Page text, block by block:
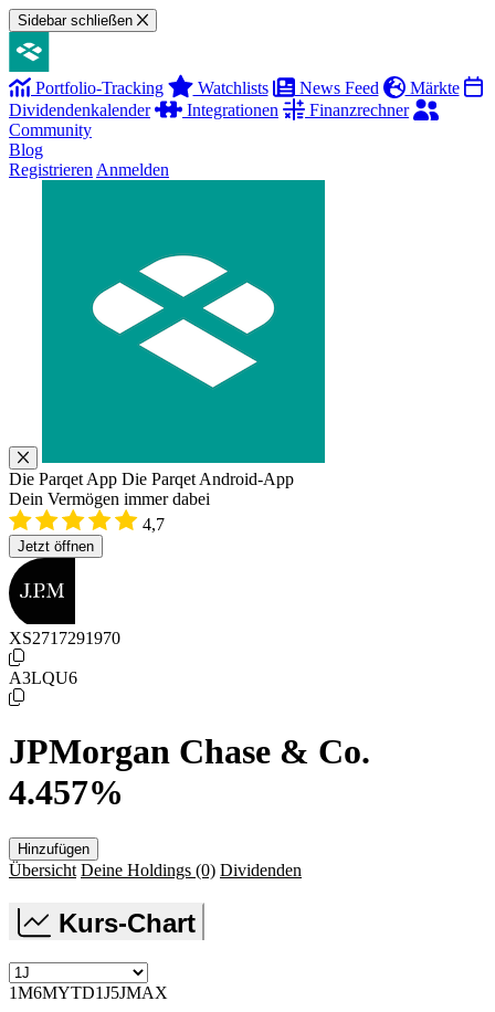
Sidebar schließen
Portfolio-Tracking Watchlists News Feed
Märkte
Dividendenkalender
Integrationen
Finanzrechner
Community
Blog
Registrieren Anmelden
Die Parqet App Die Parqet Android-App
Dein Vermögen immer dabei
4,7
Jetzt öffnen
XS2717291970
A3LQU6
JPMorgan Chase & Co.
4.457%
Hinzufügen
Übersicht Deine Holdings (0) Dividenden
Kurs-Chart
1M6MYTD1J5JMAX